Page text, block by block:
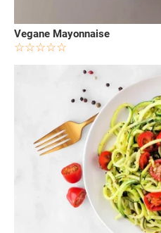
Vegane Mayonnaise